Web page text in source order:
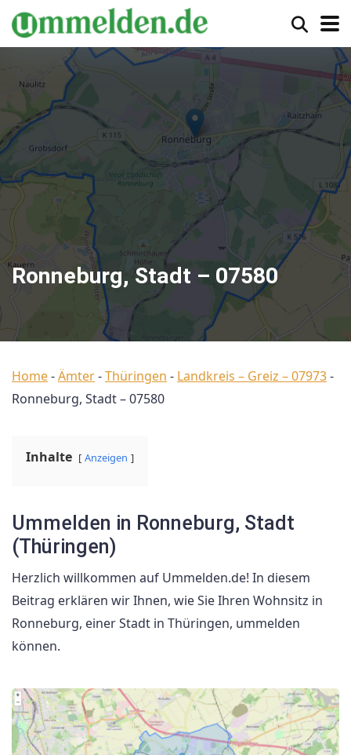
Ronneburg, Stadt – 07580
Home-Ämter-Thüringen - Landkreis – Greiz – 07973-
Ronneburg, Stadt – 07580
Inhalte Anzeigen
Ummelden in Ronneburg, Stadt
(Thüringen)
Herzlich willkommen auf Ummelden.de! In diesem
Beitrag erklären wir Ihnen, wie Sie Ihren Wohnsitz in
Ronneburg, einer Stadt in Thüringen, ummelden
können.